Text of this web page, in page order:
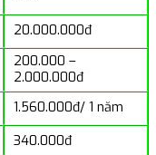
20.000.000đ
200.000 –
2.000.000đ
1.560.000đ/ 1 năm
340.000đ